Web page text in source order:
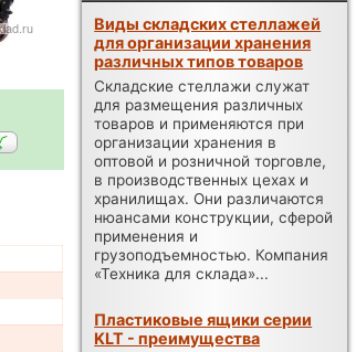
Виды складских стеллажей
для организации хранения
различных типов товаров
Складские стеллажи служат
для размещения различных
товаров и применяются при
организации хранения в
оптовой и розничной торговле,
в производственных цехах и
хранилищах. Они различаются
нюансами конструкции, сферой
применения и
грузоподъемностью. Компания
«Техника для склада»...
Пластиковые ящики серии
KLT - преимущества